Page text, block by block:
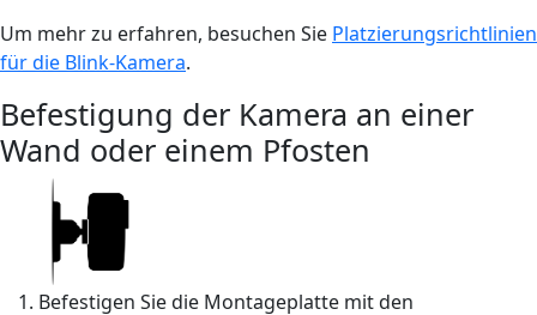
Um mehr zu erfahren, besuchen Sie Platzierungsrichtlinien
für die Blink-Kamera.
Befestigung der Kamera an einer
Wand oder einem Pfosten
Befestigen Sie die Montageplatte mit den